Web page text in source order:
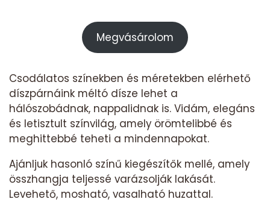
Megvásárolom
Csodálatos színekben és méretekben elérhető
díszpárnáink méltó dísze lehet a
hálószobádnak, nappalidnak is. Vidám, elegáns
és letisztult színvilág, amely örömtelibbé és
meghittebbé teheti a mindennapokat.
Ajánljuk hasonló színű kiegészítők mellé, amely
összhangja teljessé varázsolják lakását.
Levehető, mosható, vasalható huzattal.